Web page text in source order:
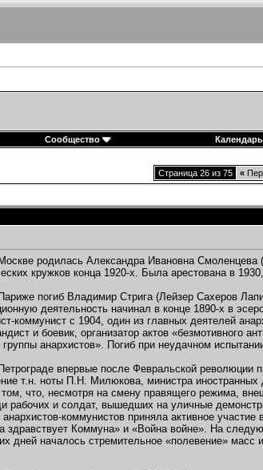
Сообщество Календарь
Страница 26 из 75 «
родилась Александра Ивановна Смоленцева
кружков конца 1920-х. Была арестована в
погиб Владимир Стрига (Лейзер Сахеров
деятельность начинал в конце 1890-х в
коммунист с 1904, один из главных деятелей
и боевик, организатор актов «безмотивного
группы анархистов». Погиб при неудачном
впервые после Февральской революции
т.н. ноты П.Н. Милюкова, министра
что, несмотря на смену правящего режима,
рабочих и солдат, вышедших на уличные
коммунистов приняла активное
здравствует Коммуна» и «Война войне». На
дней началось стремительное «полевение»